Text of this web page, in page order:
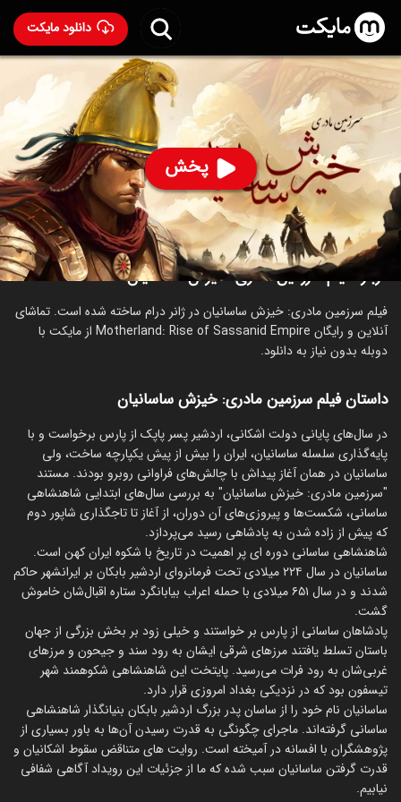
دانلود مایکت
پخش
فیلم سرزمین مادری: خیزش ساسانیان با دوبله فارسی-
Motherland: Rise of Sassanid Empire
۱,۴۵۷ 94%
رده سنی ۱۳+
درام
درباره فیلم سرزمین مادری: خیزش ساسانیان
فیلم سرزمین مادری: خیزش ساسانیان در ژانر درام ساخته شده است. تماشای
آنلاین و رایگان Motherland: Rise of Sassanid Empire از مایکت با
دوبله بدون نیاز به دانلود.
داستان فیلم سرزمین مادری: خیزش ساسانیان
‏در سال‌های پایانی دولت اشکانی، اردشیر پسر پاپک از پارس برخواست و با
پایه‌گذاری سلسله ساسانیان، ایران را بیش از پیش یکپارچه ساخت، ولی
ساسانیان در همان آغاز پیداش با چالش‌های فراوانی روبرو بودند. مستند
"سرزمین مادری: خیزش ساسانیان" به بررسی سال‌های ابتدایی شاهنشاهی
ساسانی، شکست‌ها و پیروزی‌های آن دوران، از آغاز تا تاجگذاری شاپور دوم
که پیش از زاده شدن به پادشاهی رسید می‌پردازد.
شاهنشاهی ساسانی دوره ای پر اهمیت در تاریخ با شکوه ایران کهن است.
ساسانیان در سال ۲۲۴ میلادی تحت فرمانروای اردشیر بابکان بر ایرانشهر حاکم
شدند و در سال ۶۵۱ میلادی با حمله اعراب بیابانگرد ستاره اقبال‌شان خاموش
گشت.
پادشاهان ساسانی از پارس بر خواستند و خیلی زود بر بخش بزرگی از جهان
باستان تسلط یافتند مرزهای شرقی ایشان به رود سند و جیحون و مرزهای
غربی‌شان به رود فرات می‌رسید. پایتخت این شاهنشاهی شکوهمند شهر
تیسفون بود که در نزدیکی بغداد امروزی قرار دارد.
ساسانیان نام خود را از ساسان پدر بزرگ اردشیر بابکان بنیانگذار شاهنشاهی
ساسانی گرفته‌اند. ماجرای چگونگی به قدرت رسیدن آن‌ها به باور بسیاری از
پژوهشگران با افسانه در آمیخته است. روایت های متناقض سقوط اشکانیان و
قدرت گرفتن ساسانیان سبب شده که ما از جزئیات این رویداد آگاهی شفافی
نیابیم.